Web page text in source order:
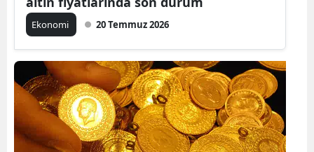
Ekonomi 20 Temmuz 2026